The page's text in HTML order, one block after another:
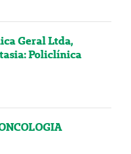
Geral Ltda,
Policlínica